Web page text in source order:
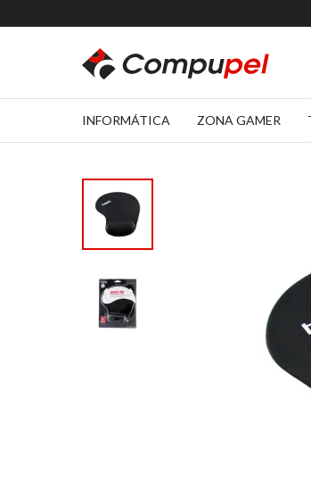
INFORMÁTICA ZONA GAMER